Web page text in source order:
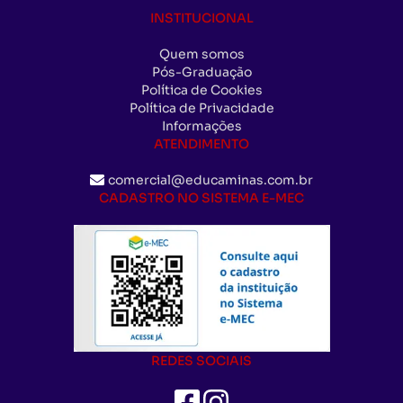
INSTITUCIONAL
Quem somos
Pós-Graduação
Política de Cookies
Política de Privacidade
Informações
ATENDIMENTO
comercial@educaminas.com.br
CADASTRO NO SISTEMA E-MEC
REDES SOCIAIS